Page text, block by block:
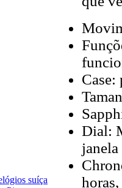
suíça
Dial:
janela